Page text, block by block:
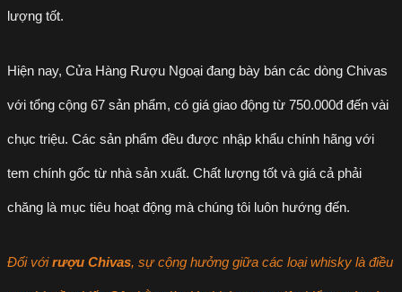
lượng tốt.
Hiện nay, Cửa Hàng Rượu Ngoại đang bày bán các dòng Chivas
với tổng cộng 67 sản phẩm, có giá giao động từ 750.000đ đến vài
chục triệu. Các sản phẩm đều được nhập khẩu chính hãng với
tem chính gốc từ nhà sản xuất. Chất lượng tốt và giá cả phải
chăng là mục tiêu hoạt động mà chúng tôi luôn hướng đến.
Đối vớirượu Chivas, sự cộng hưởng giữa các loại whisky là điều